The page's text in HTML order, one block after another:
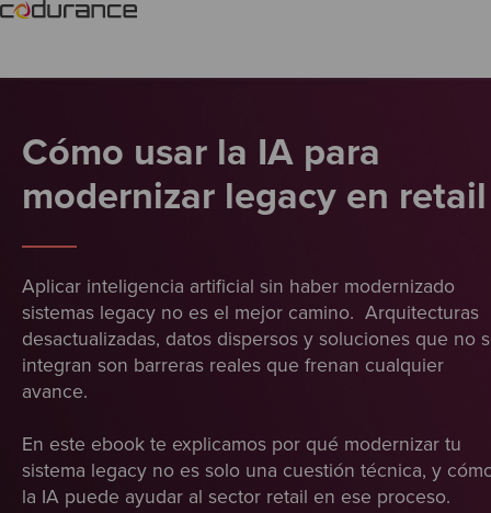
Cómo usar la IA para
modernizar legacy en
Aplicar inteligencia artificial sin haber modernizado
sistemas legacy no es el mejor camino. Arquitecturas
desactualizadas, datos dispersos y soluciones que no
integran son barreras reales que frenan cualquier
avance.
En este ebook te explicamos por qué modernizar tu
sistema legacy no es solo una cuestión técnica, y
la IA puede ayudar al sector retail en ese proceso.